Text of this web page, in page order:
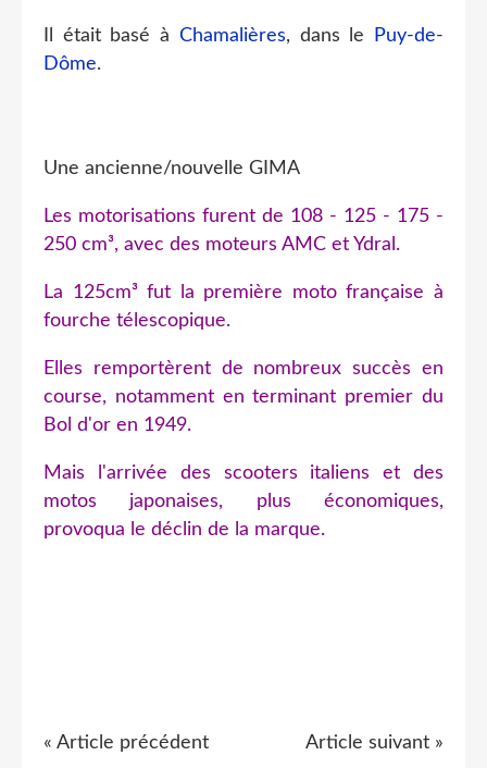
Il était basé à Chamalières, dans le
Puy-de-
Dôme.
Une ancienne/nouvelle GIMA
Les motorisations furent de 108 - 125 - 175 -
250 cm³, avec des moteurs AMC et Ydral .
La 125cm³ fut la première moto française à
fourche télescopique.
Elles remportèrent de nombreux succès en
course, notamment en terminant premier du
Bol d'or en 1949.
Mais l'arrivée des scooters
italiens et des
motos japonaises, plus économiques,
provoqua le déclin de la marque.
« Article précédent Article suivant »